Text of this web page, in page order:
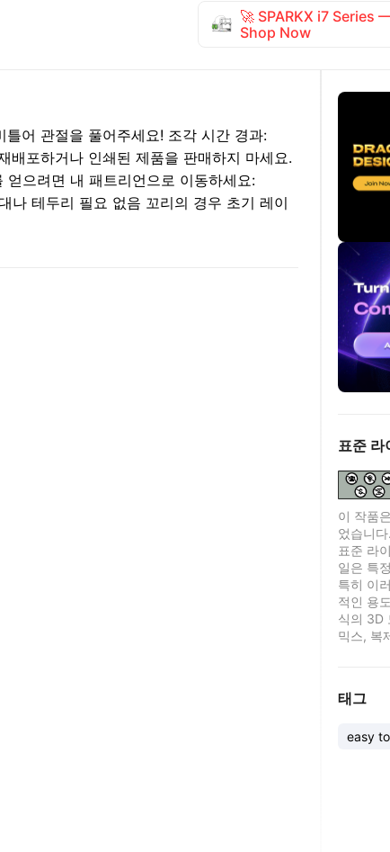
🚀 SPARKX i7 Series
Shop Now
어 관절을 풀어주세요! 조각 시간 경과:
포하거나 인쇄된 제품을 판매하지 마세요.
으려면 내 패트리언으로 이동하세요:
테두리 필요 없음 꼬리의 경우 초기 레이
표준 라
이 작품
었습니
표준 라
일은 특
특히 이
적인 용
식의 3D
믹스, 복
태그
easy